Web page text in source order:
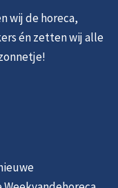
wij de horeca,
én zetten wij alle